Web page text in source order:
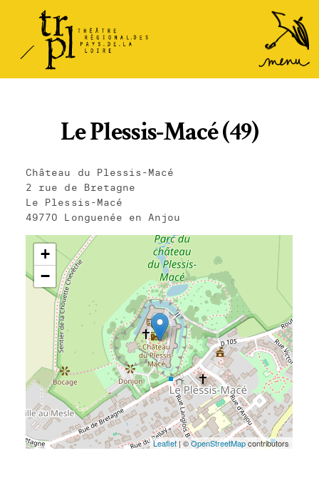
TRPL -
Théâtre
Régional
de la
Loire
Accéder
au
menu
Le Plessis-Macé (49)
Château du Plessis-Macé
2 rue de Bretagne
Le Plessis-Macé
49770 Longuenée en Anjou